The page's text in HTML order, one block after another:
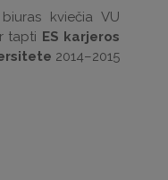
kviečia VU
tapti ES karjeros
2014–2015